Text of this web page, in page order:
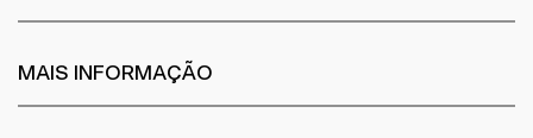
MAIS INFORMAÇÃO